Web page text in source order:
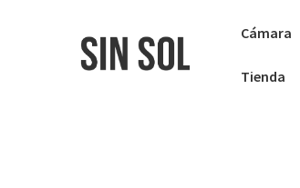
Cámara
Tienda